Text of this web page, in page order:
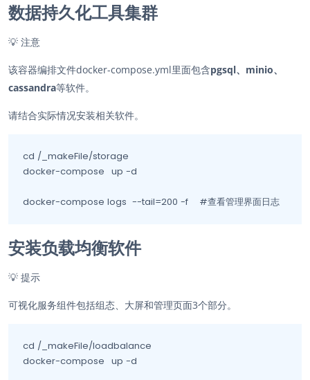
数据持久化工具集群
💡 注意
该容器编排文件docker-compose.yml里面包含pgsql、minio、
cassandra等软件。
请结合实际情况安装相关软件。
cd /_makeFile/storage
docker-compose	up -d
docker-compose logs  --tail=200 -f    #查看管
安装负载均衡软件
💡 提示
可视化服务组件包括组态、大屏和管理页面3个部分。
cd /_makeFile/loadbalance
docker-compose	up -d